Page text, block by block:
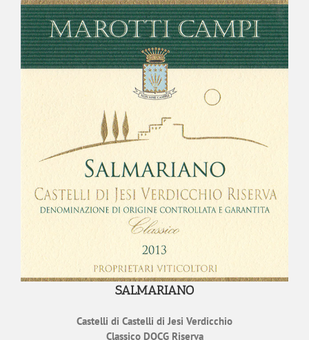
SALMARIANO
Castelli di Castelli di Jesi Verdicchio
Classico DOCG Riserva